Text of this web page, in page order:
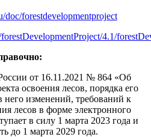
doc/forestdevelopmentproject
4.1/
от 16.11.2021 № 864 «Об
освоения лесов, порядка его
него изменений, требований к
лесов в форме электронного
в силу 1 марта 2023 года и
до 1 марта 2029 года.